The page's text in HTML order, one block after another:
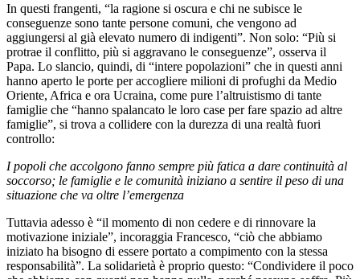
In questi frangenti, “la ragione si oscura e chi ne subisce le
conseguenze sono tante persone comuni, che vengono ad
aggiungersi al già elevato numero di indigenti”. Non solo: “Più si
protrae il conflitto, più si aggravano le conseguenze”, osserva il
Papa. Lo slancio, quindi, di “intere popolazioni” che in questi anni
hanno aperto le porte per accogliere milioni di profughi da Medio
Oriente, Africa e ora Ucraina, come pure l’altruistismo di tante
famiglie che “hanno spalancato le loro case per fare spazio ad altre
famiglie”, si trova a collidere con la durezza di una realtà fuori
controllo:
I popoli che accolgono fanno sempre più fatica a dare continuità al
soccorso; le famiglie e le comunità iniziano a sentire il peso di una
situazione che va oltre l’emergenza
Tuttavia adesso è “il momento di non cedere e di rinnovare la
motivazione iniziale”, incoraggia Francesco, “ciò che abbiamo
iniziato ha bisogno di essere portato a compimento con la stessa
responsabilità”. La solidarietà è proprio questo: “Condividere il poco